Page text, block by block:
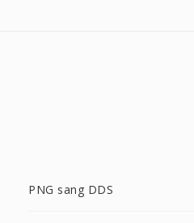
PNG sang DDS